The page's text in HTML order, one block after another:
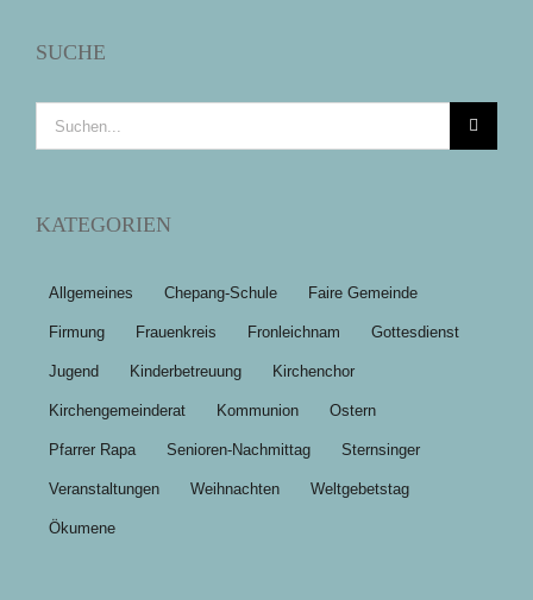
SUCHE
Suche
nach:
KATEGORIEN
Allgemeines Chepang-Schule Faire Gemeinde
Firmung Frauenkreis Fronleichnam Gottesdienst
Jugend Kinderbetreuung Kirchenchor
Kirchengemeinderat Kommunion Ostern
Pfarrer Rapa Senioren-Nachmittag Sternsinger
Veranstaltungen Weihnachten Weltgebetstag
Ökumene